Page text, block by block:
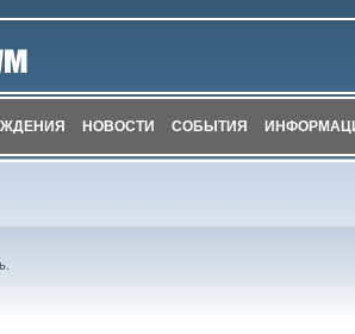
НОВОСТИ СОБЫТИЯ